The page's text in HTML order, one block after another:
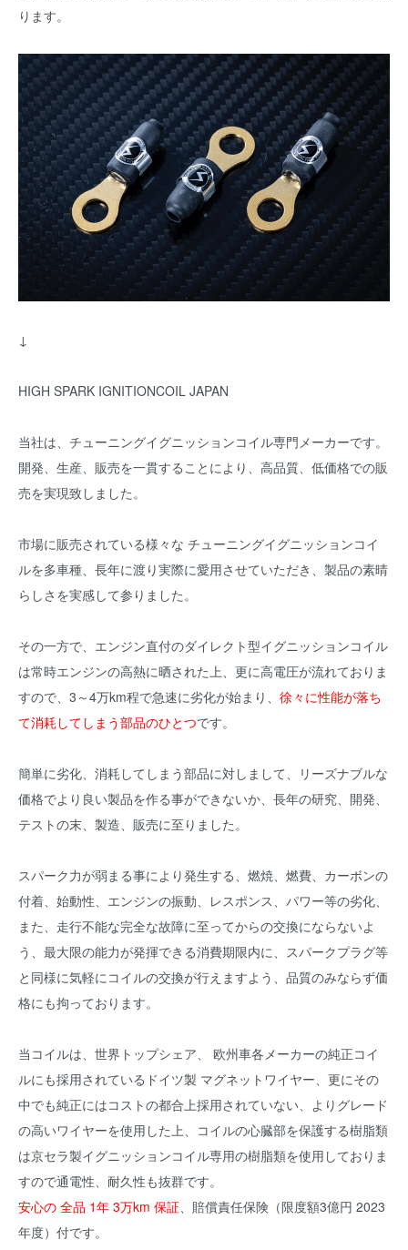
ります。
↓
HIGH SPARK IGNITIONCOIL JAPAN
当社は、チューニングイグニッションコイル専門メーカーです。
開発、生産、販売を一貫することにより、高品質、低価格での販
売を実現致しました。
市場に販売されている様々な チューニングイグニッションコイ
ルを多車種、長年に渡り実際に愛用させていただき、製品の素晴
らしさを実感して参りました。
その一方で、エンジン直付のダイレクト型イグニッションコイル
は常時エンジンの高熱に晒された上、更に高電圧が流れておりま
すので、3～4万km程で急速に劣化が始まり、 徐々に性能が落ち
て消耗してしまう部品のひとつです。
簡単に劣化、消耗してしまう部品に対しまして、リーズナブルな
価格でより良い製品を作る事ができないか、長年の研究、開発、
テストの末、製造、販売に至りました。
スパーク力が弱まる事により発生する、燃焼、燃費、カーボンの
付着、始動性、エンジンの振動、レスポンス、パワー等の劣化、
また、走行不能な完全な故障に至ってからの交換にならないよ
う、最大限の能力が発揮できる消費期限内に、スパークプラグ等
と同様に気軽にコイルの交換が行えますよう、品質のみならず価
格にも拘っております。
当コイルは、世界トップシェア、 欧州車各メーカーの純正コイ
ルにも採用されているドイツ製 マグネットワイヤー、更にその
中でも純正にはコストの都合上採用されていない、よりグレード
の高いワイヤーを使用した上、コイルの心臓部を保護する樹脂類
は京セラ製イグニッションコイル専用の樹脂類を使用しておりま
すので通電性、耐久性も抜群です。
安心の 全品 1年 3万km 保証、賠償責任保険（限度額3億円 2023
年度）付です。